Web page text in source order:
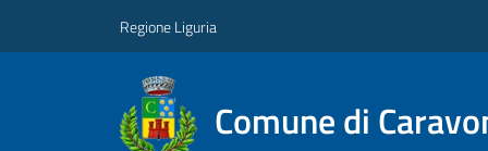
Regione Liguria
Comune di